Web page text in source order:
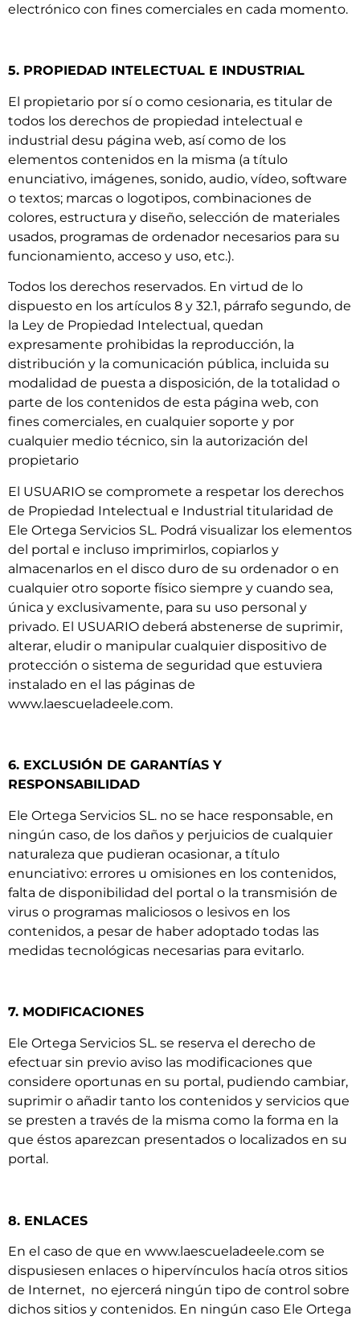
electrónico con fines comerciales en cada momento.
5. PROPIEDAD INTELECTUAL E INDUSTRIAL
El propietario por sí o como cesionaria, es titular de
todos los derechos de propiedad intelectual e
industrial desu página web, así como de los
elementos contenidos en la misma (a título
enunciativo, imágenes, sonido, audio, vídeo, software
o textos; marcas o logotipos, combinaciones de
colores, estructura y diseño, selección de materiales
usados, programas de ordenador necesarios para su
funcionamiento, acceso y uso, etc.).
Todos los derechos reservados. En virtud de lo
dispuesto en los artículos 8 y 32.1, párrafo segundo, de
la Ley de Propiedad Intelectual, quedan
expresamente prohibidas la reproducción, la
distribución y la comunicación pública, incluida su
modalidad de puesta a disposición, de la totalidad o
parte de los contenidos de esta página web, con
fines comerciales, en cualquier soporte y por
cualquier medio técnico, sin la autorización del
propietario
El USUARIO se compromete a respetar los derechos
de Propiedad Intelectual e Industrial titularidad de
Ele Ortega Servicios SL. Podrá visualizar los elementos
del portal e incluso imprimirlos, copiarlos y
almacenarlos en el disco duro de su ordenador o en
cualquier otro soporte físico siempre y cuando sea,
única y exclusivamente, para su uso personal y
privado. El USUARIO deberá abstenerse de suprimir,
alterar, eludir o manipular cualquier dispositivo de
protección o sistema de seguridad que estuviera
instalado en el las páginas de
www.laescueladeele.com.
6. EXCLUSIÓN DE GARANTÍAS Y
RESPONSABILIDAD
Ele Ortega Servicios SL. no se hace responsable, en
ningún caso, de los daños y perjuicios de cualquier
naturaleza que pudieran ocasionar, a título
enunciativo: errores u omisiones en los contenidos,
falta de disponibilidad del portal o la transmisión de
virus o programas maliciosos o lesivos en los
contenidos, a pesar de haber adoptado todas las
medidas tecnológicas necesarias para evitarlo.
7. MODIFICACIONES
Ele Ortega Servicios SL. se reserva el derecho de
efectuar sin previo aviso las modificaciones que
considere oportunas en su portal, pudiendo cambiar,
suprimir o añadir tanto los contenidos y servicios que
se presten a través de la misma como la forma en la
que éstos aparezcan presentados o localizados en su
portal.
8. ENLACES
En el caso de que en www.laescueladeele.com se
dispusiesen enlaces o hipervínculos hacía otros sitios
de Internet, no ejercerá ningún tipo de control sobre
dichos sitios y contenidos. En ningún caso Ele Ortega